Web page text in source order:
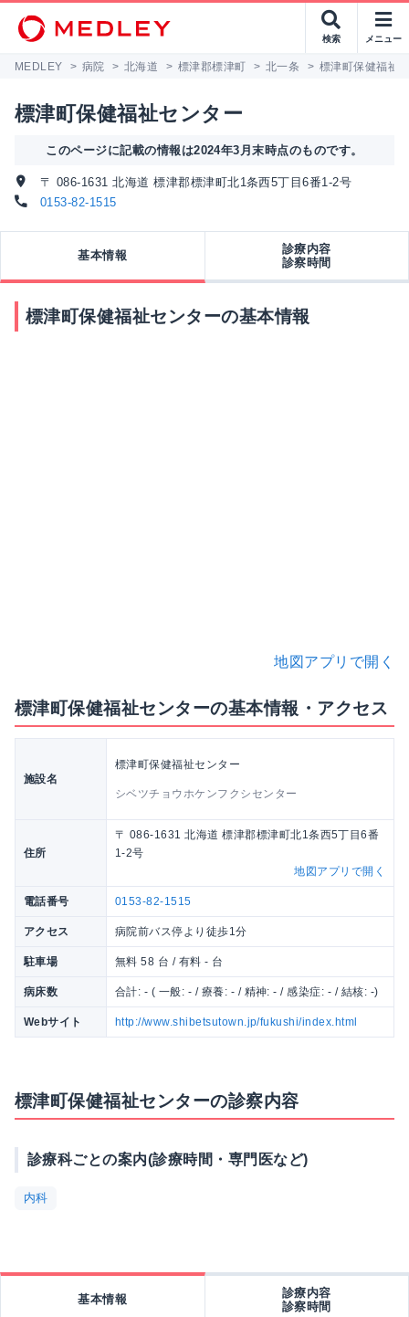
検索 メニュー
MEDLEY > 病院 > 北海道 > 標津郡標津町 > 北一条 > 標津町保健福祉
標津町保健福祉センター
このページに記載の情報は2024年3月末時点のものです。
〒 086-1631 北海道 標津郡標津町北1条西5丁目6番1-2号
0153-82-1515
基本情報
診療内容
診察時間
標津町保健福祉センターの基本情報
地図アプリで開く
標津町保健福祉センターの基本情報・アクセス
施設名
標津町保健福祉センター
シベツチョウホケンフクシセンター
住所
〒 086-1631 北海道 標津郡標津町北1条西5丁目6番
1-2号
地図アプリで開く
電話番号 0153-82-1515
アクセス 病院前バス停より徒歩1分
駐車場 無料 58 台 / 有料 - 台
病床数 合計: - ( 一般: - / 療養: - / 精神: - / 感染症: - / 結核: -)
Webサイト http://www.shibetsutown.jp/fukushi/index.html
標津町保健福祉センターの診察内容
診療科ごとの案内(診療時間・専門医など)
内科
基本情報
診療内容
診察時間